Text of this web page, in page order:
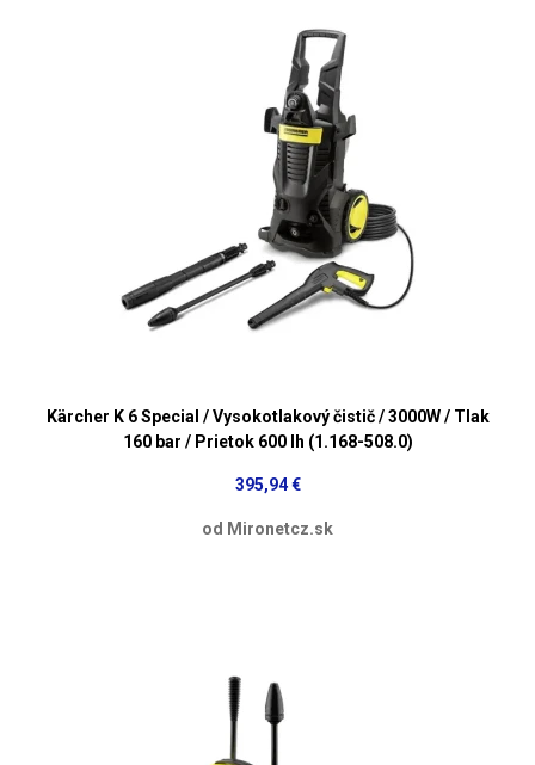
Kärcher K 6 Special / Vysokotlakový čistič / 3000W / Tlak
160 bar / Prietok 600 lh (1.168-508.0)
395,94 €
od Mironetcz.sk